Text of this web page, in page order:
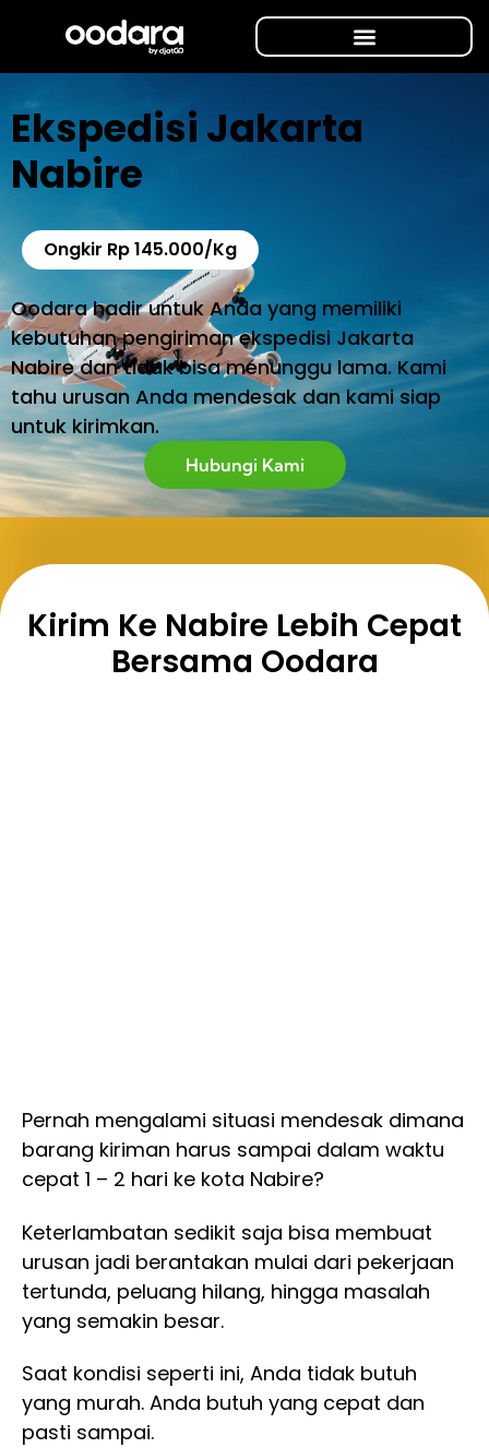
Ekspedisi Jakarta
Nabire
Ongkir Rp 145.000/Kg
Oodara hadir untuk Anda yang memiliki
kebutuhan pengiriman ekspedisi Jakarta
Nabire dan tidak bisa menunggu lama. Kami
tahu urusan Anda mendesak dan kami siap
untuk kirimkan.
Hubungi Kami
Kirim Ke Nabire Lebih Cepat
Bersama Oodara
Pernah mengalami situasi mendesak dimana
barang kiriman harus sampai dalam waktu
cepat 1 – 2 hari ke kota Nabire?
Keterlambatan sedikit saja bisa membuat
urusan jadi berantakan mulai dari pekerjaan
tertunda, peluang hilang, hingga masalah
yang semakin besar.
Saat kondisi seperti ini, Anda tidak butuh
yang murah. Anda butuh yang cepat dan
pasti sampai.